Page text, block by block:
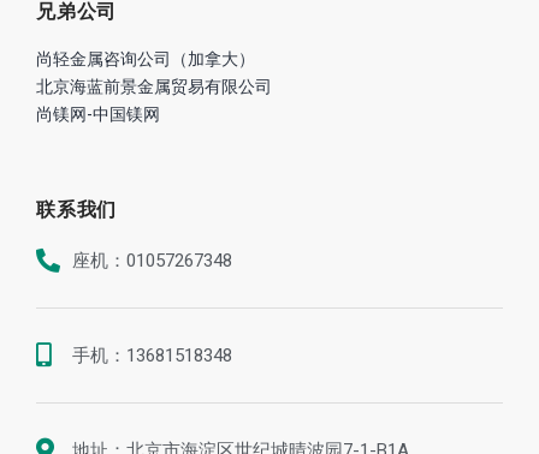
兄弟公司
尚轻金属咨询公司（加拿大）
北京海蓝前景金属贸易有限公司
尚镁网-中国镁网
联系我们
座机：01057267348
手机：13681518348